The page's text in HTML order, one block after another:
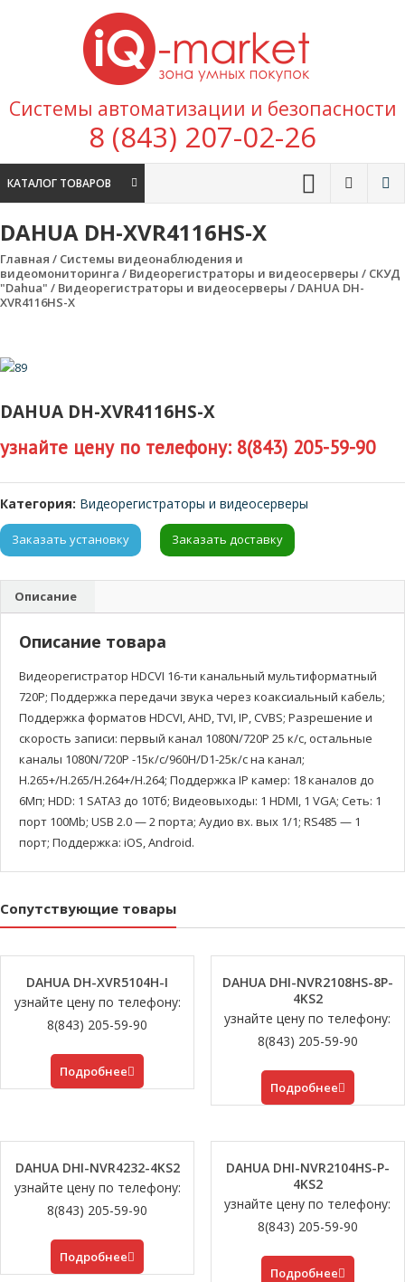
Перейти к содержимому
покупок
Системы автоматизации и безопасности
8 (843) 207-02-26
КАТАЛОГ ТОВАРОВ
DAHUA DH-XVR4116HS-X
Главная / Системы видеонаблюдения и
видеомониторинга / Видеорегистраторы и видеосерверы / CКУД
"Dahua" / Видеорегистраторы и видеосерверы / DAHUA DH-
XVR4116HS-X
DAHUA DH-XVR4116HS-X
узнайте цену по телефону: 8(843) 205-59-90
Категория: Видеорегистраторы и видеосерверы
Заказать установку Заказать доставку
Описание
Описание товара
Видеорегистратор HDCVI 16-ти канальный мультиформатный
720P; Поддержка передачи звука через коаксиальный кабель;
Поддержка форматов HDCVI, AHD, TVI, IP, CVBS; Разрешение и
скорость записи: первый канал 1080N/720P 25 к/с, остальные
каналы 1080N/720Р -15к/с/960H/D1-25к/с на канал;
H.265+/H.265/H.264+/H.264; Поддержка IP камер: 18 каналов до
6Мп; HDD: 1 SATA3 до 10Тб; Видеовыходы: 1 HDMI, 1 VGA; Сеть: 1
порт 100Mb; USB 2.0 — 2 порта; Аудио вх. вых 1/1; RS485 — 1
порт; Поддержка: iOS, Android.
Сопутствующие товары
DAHUA DH-XVR5104H-I
узнайте цену по телефону:
8(843) 205-59-90
Подробнее
DAHUA DHI-NVR2108HS-8P-
4KS2
узнайте цену по телефону:
8(843) 205-59-90
Подробнее
DAHUA DHI-NVR4232-4KS2
узнайте цену по телефону:
8(843) 205-59-90
Подробнее
DAHUA DHI-NVR2104HS-P-
4KS2
узнайте цену по телефону:
8(843) 205-59-90
Подробнее